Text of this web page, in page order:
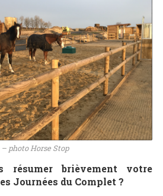
photo Horse Stop
résumer brièvement votre
Journées du Complet ?